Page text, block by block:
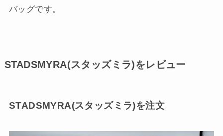
バッグです。
STADSMYRA(スタッズミラ)をレビュー
STADSMYRA(スタッズミラ)を注文